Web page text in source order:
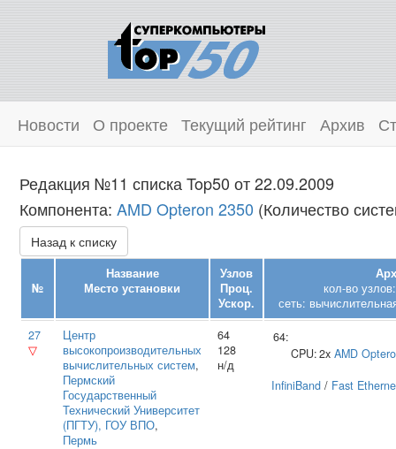
Новости О проекте Текущий рейтинг Архив
Редакция №11 списка Top50 от 22.09.2009
Компонента: AMD Opteron 2350 (Количество
Назад к списку
№
Название
Место установки
Узлов
Проц.
Ускор.
кол-во
сеть:
27
▽
Центр
высокопроизводительных
вычислительных систем,
Пермский
Государственный
Технический Университет
(ПГТУ), ГОУ ВПО,
Пермь
64
128
н/д
64:
CPU:2x AMD
InfiniBand / Fast